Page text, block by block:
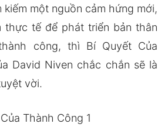
kiếm một nguồn cảm hứng mới,
thực tế để phát triển bản thân
công, thì Bí Quyết Của
David Niven chắc chắn sẽ là
vời.
Thành Công 1